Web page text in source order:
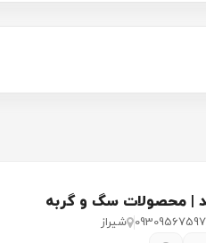
| محصولات سگ و گربه
09309567597 شیراز